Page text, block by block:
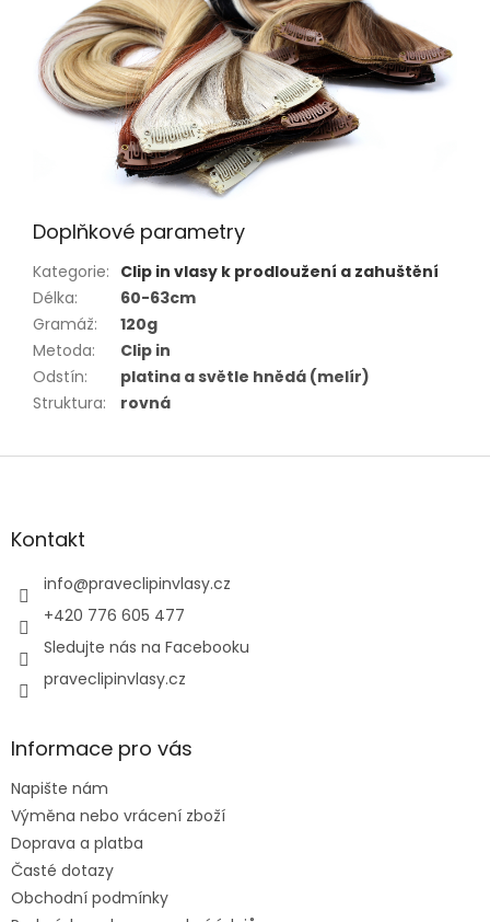
Doplňkové parametry
Kategorie: Clip in vlasy k prodloužení a zahuštění
Délka:
60-63cm
Gramáž:
120g
Metoda:
Clip in
Odstín:
platina a světle hnědá (melír)
Struktura: rovná
Z
aKontakt
info@praveclipinvlasy.cz
+420 776 605 477
Sledujte nás na Facebooku
praveclipinvlasy.cz
Informace pro vás
Napište nám
Výměna nebo vrácení zboží
Doprava a platba
Časté dotazy
Obchodní podmínky